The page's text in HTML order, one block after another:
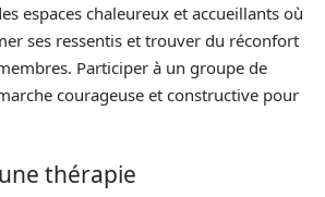
espaces chaleureux et accueillants où
ses ressentis et trouver du réconfort
Participer à un groupe de
courageuse et constructive pour
thérapie